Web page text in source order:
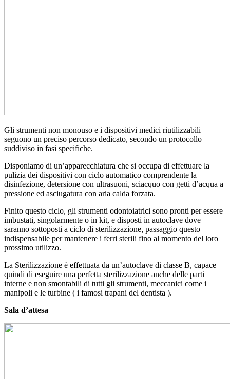
Gli strumenti non monouso e i dispositivi medici riutilizzabili
seguono un preciso percorso dedicato, secondo un protocollo
suddiviso in fasi specifiche.
Disponiamo di un’apparecchiatura che si occupa di effettuare la
pulizia dei dispositivi con ciclo automatico comprendente la
disinfezione, detersione con ultrasuoni, sciacquo con getti d’acqua a
pressione ed asciugatura con aria calda forzata.
Finito questo ciclo, gli strumenti odontoiatrici sono pronti per essere
imbustati, singolarmente o in kit, e disposti in autoclave dove
saranno sottoposti a ciclo di sterilizzazione, passaggio questo
indispensabile per mantenere i ferri sterili fino al momento del loro
prossimo utilizzo.
La Sterilizzazione è effettuata da un’autoclave di classe B, capace
quindi di eseguire una perfetta sterilizzazione anche delle parti
interne e non smontabili di tutti gli strumenti, meccanici come i
manipoli e le turbine ( i famosi trapani del dentista ).
Sala d’attesa